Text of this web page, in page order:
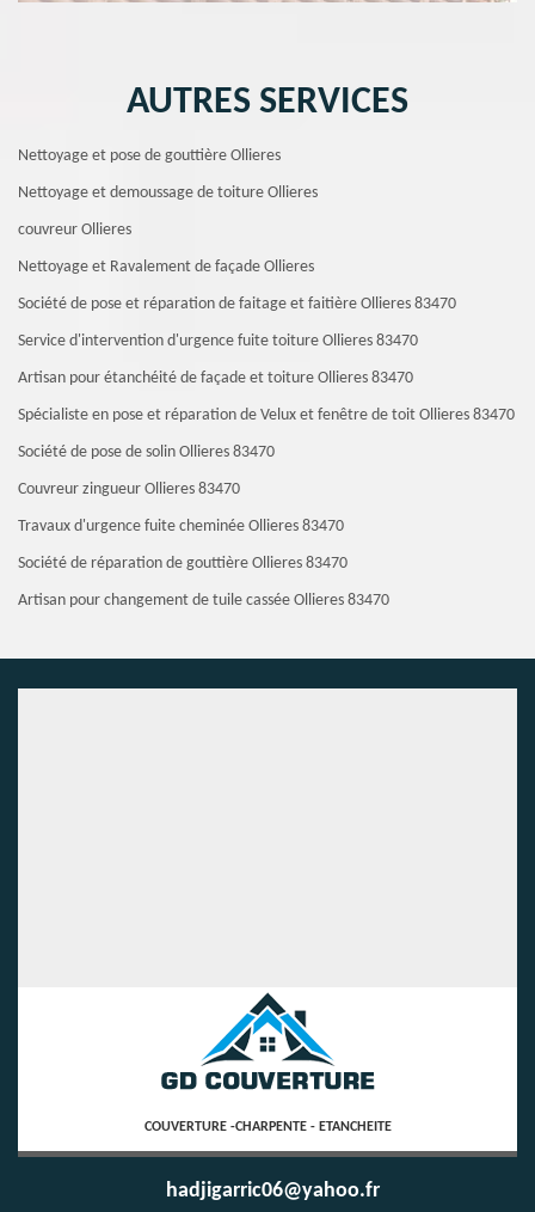
AUTRES SERVICES
Nettoyage et pose de gouttière Ollieres
Nettoyage et demoussage de toiture Ollieres
couvreur Ollieres
Nettoyage et Ravalement de façade Ollieres
Société de pose et réparation de faitage et faitière Ollieres 83470
Service d'intervention d'urgence fuite toiture Ollieres 83470
Artisan pour étanchéité de façade et toiture Ollieres 83470
Spécialiste en pose et réparation de Velux et fenêtre de toit Ollieres 83470
Société de pose de solin Ollieres 83470
Couvreur zingueur Ollieres 83470
Travaux d'urgence fuite cheminée Ollieres 83470
Société de réparation de gouttière Ollieres 83470
Artisan pour changement de tuile cassée Ollieres 83470
COUVERTURE -CHARPENTE - ETANCHEITE
hadjigarric06@yahoo.fr